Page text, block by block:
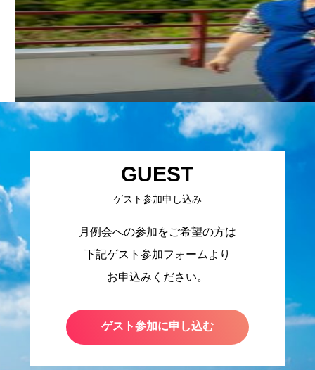
GUEST
ゲスト参加申し込み
月例会への参加をご希望の方は
下記ゲスト参加フォームより
お申込みください。
ゲスト参加に申し込む